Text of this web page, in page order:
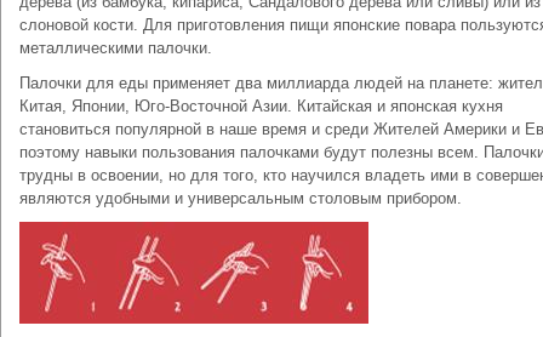
слоновой кости. Для приготовления пищи японские повара
металлическими палочки.
Палочки для еды применяет два миллиарда людей на планете:
Китая, Японии, Юго-Восточной Азии. Китайская и японская кухня
становиться популярной в наше время и среди Жителей Америки и
поэтому навыки пользования палочками будут полезны всем.
трудны в освоении, но для того, кто научился владеть ими в
являются удобными и универсальным столовым прибором.